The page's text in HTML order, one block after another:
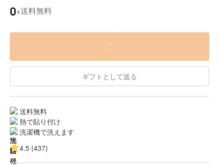
0+送料無料
ギフトとして送る
送料無料
熱で貼り付け
洗濯機で洗えます
4.5 (437)